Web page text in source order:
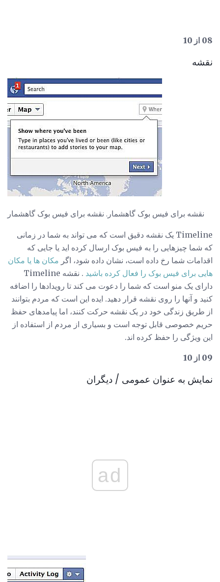
08 از 10
نقشه
نقشه برای فیس بوک گاهشمار. نقشه برای فیس بوک گاهشمار
Timeline یک نقشه دقیق است که می تواند به شما در زمانی
که شما چیزهایی را به فیس بوک ارسال کرده اید یا جایی که
اقدامات شما رخ داده است، نشان داده شود، اگر مکان ها یا مکان
هایی برای فیس بوک را فعال کرده باشید
. نقشه Timeline
دارای یک منو است که شما را دعوت می کند تا رویدادها را اضافه
کنید و آنها را روی نقشه قرار دهید. ایده این است که مردم بتوانند
از طریق زندگی خود در یک نقشه حرکت کنند، اما پیامدهای حفظ
حریم خصوصی قابل توجه است و بسیاری از مردم از استفاده از
این ویژگی را حفظ کرده اند.
09 از 10
نمایش به عنوان عمومی / دیگران
ad